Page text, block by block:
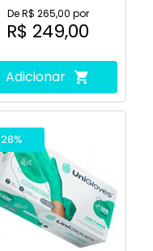
De R$ 265,00 por
R$ 249,00
Adicionar
28%